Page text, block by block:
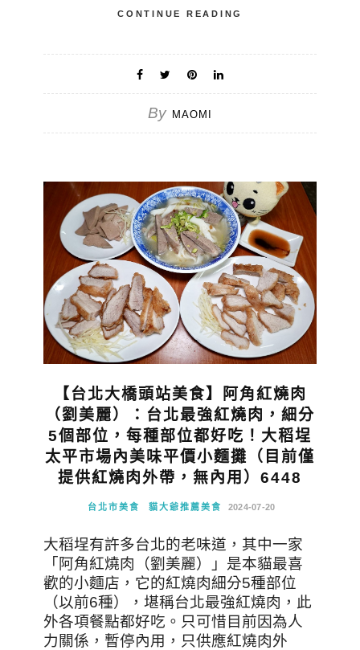
CONTINUE READING
By MAOMI
【台北大橋頭站美食】阿角紅燒肉
（劉美麗）：台北最強紅燒肉，細分
5個部位，每種部位都好吃！大稻埕
太平市場內美味平價小麵攤（目前僅
提供紅燒肉外帶，無內用）6448
台北市美食 貓大爺推薦美食 2024-07-20
大稻埕有許多台北的老味道，其中一家
「阿角紅燒肉（劉美麗）」是本貓最喜
歡的小麵店，它的紅燒肉細分5種部位
（以前6種），堪稱台北最強紅燒肉，此
外各項餐點都好吃。只可惜目前因為人
力關係，暫停內用，只供應紅燒肉外